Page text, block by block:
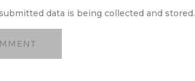
data is being collected and stored.